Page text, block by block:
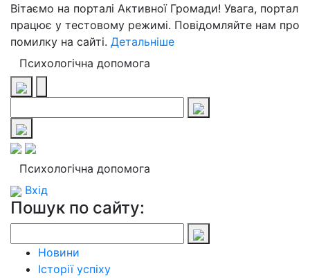
Вітаємо на порталі Активної Громади! Увага, портал
працює у тестовому режимі. Повідомляйте нам про
помилку на сайті. Детальніше
Психологічна допомога
Психологічна допомога
Вхід
Пошук по сайту:
Новини
Історії успіху